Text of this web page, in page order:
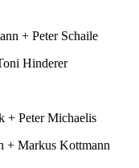
+ Peter Schaile
Hinderer
+ Peter Michaelis
+ Markus Kottmann